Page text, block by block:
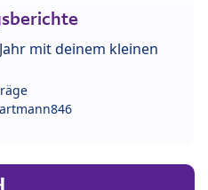
mit deinem kleinen